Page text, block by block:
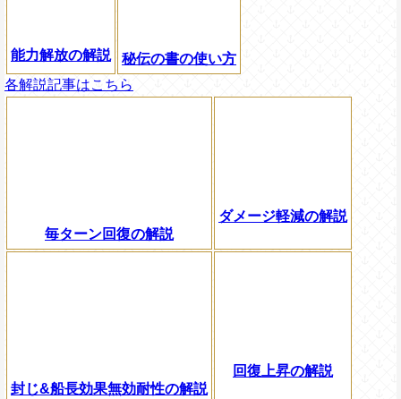
能力解放の解説
秘伝の書の使い方
各解説記事はこちら
毎ターン回復の解説
ダメージ軽減の解説
封じ&船長効果無効耐性の解説
回復上昇の解説